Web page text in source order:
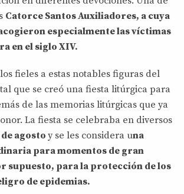
Catorce Santos Auxiliadores, a cuya
especialmente las víctimas
en el siglo XIV.
fieles a estas notables figuras del
que se creó una fiesta litúrgica para
de las memorias litúrgicas que ya
La fiesta se celebraba en diversos
de agosto y se les considera una
para momentos de gran
supuesto, para la protección de los
de epidemias.